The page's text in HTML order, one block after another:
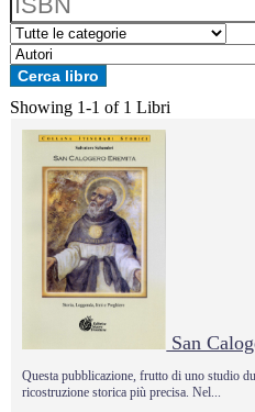
Showing 1-1 of 1 Libri
San
Questa pubblicazione, frutto di uno studio
ricostruzione storica più precisa. Nel...